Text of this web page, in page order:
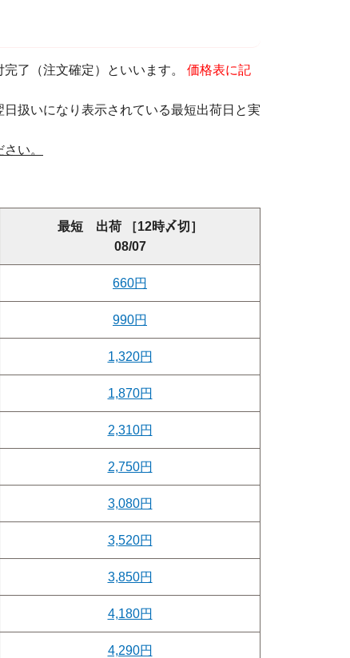
了（注文確定）といいます。 価格表に記
扱いになり表示されている最短出荷日と実
い。
最短 出荷 ［12時〆切］
08/07
660円
990円
1,320円
1,870円
2,310円
2,750円
3,080円
3,520円
3,850円
4,180円
4,290円